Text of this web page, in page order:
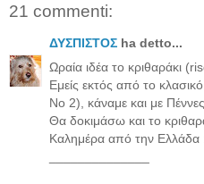
21 commenti:
ΔΥΣΠΙΣΤΟΣ ha detto...
Ωραία ιδέα το κριθαράκι
Εμείς εκτός από το
No 2), κάναμε και με
Θα δοκιμάσω και το
Καλημέρα από την Ελλάδα